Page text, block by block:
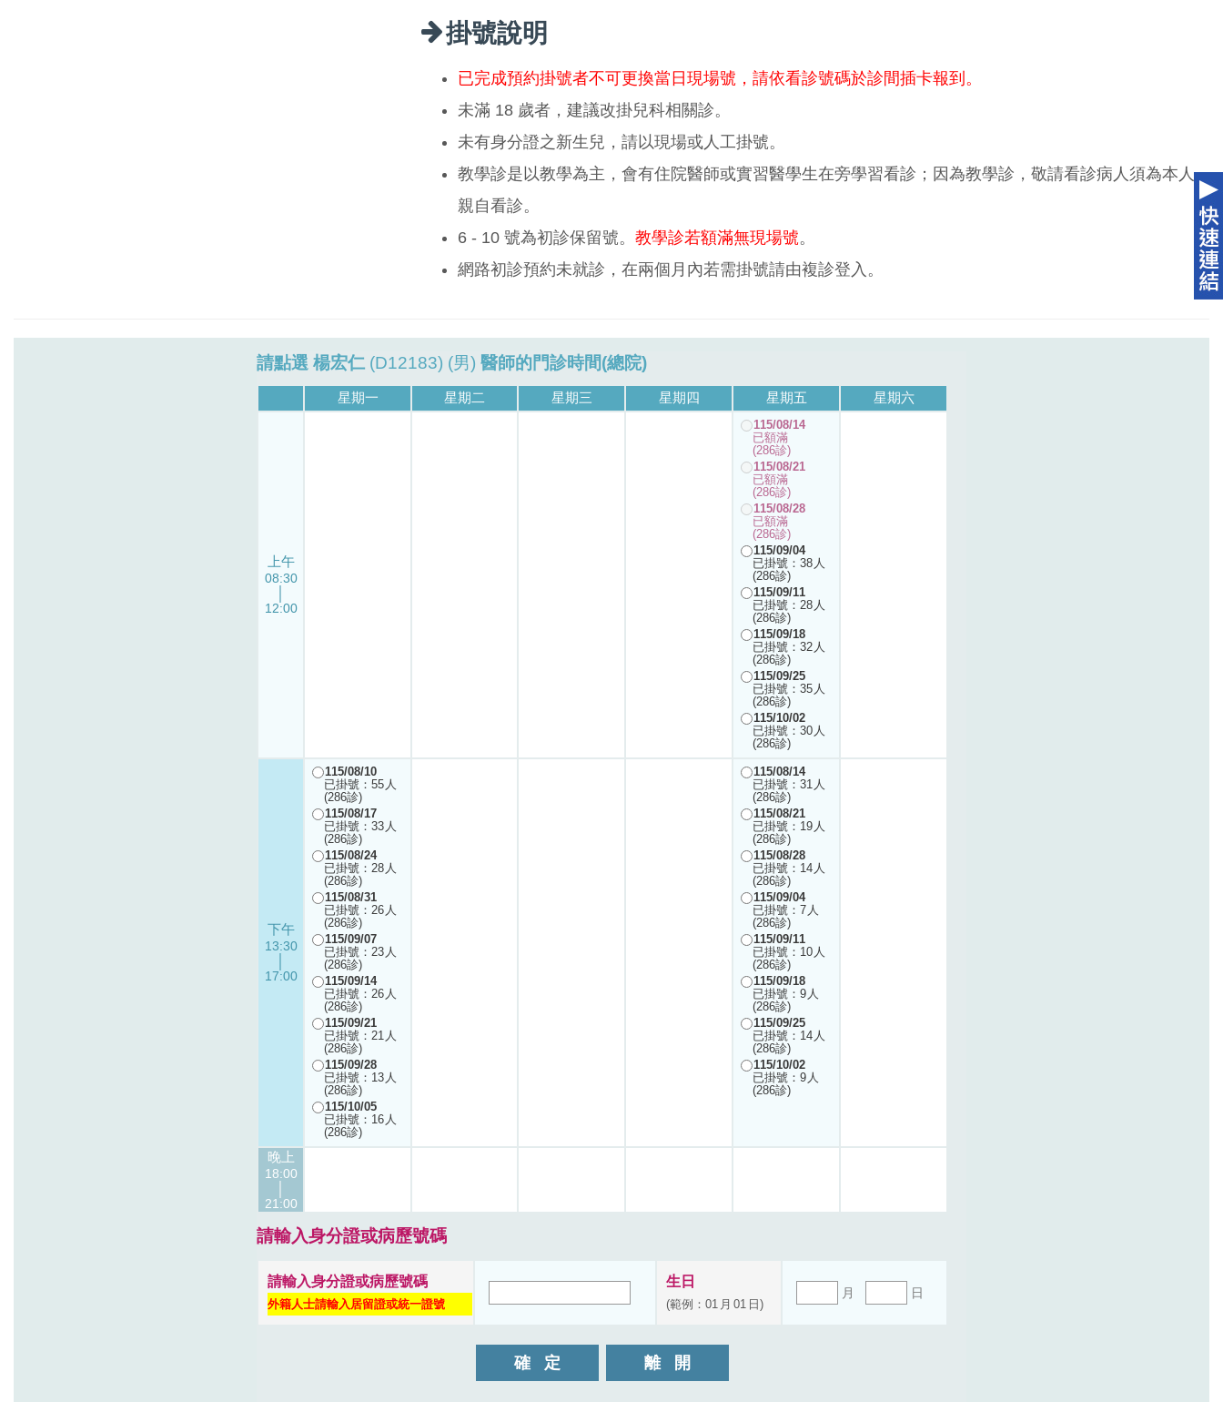
掛號說明
已完成預約掛號者不可更換當日現場號，請依看診號碼於診間插卡報到。
未滿 18 歲者，建議改掛兒科相關診。
未有身分證之新生兒，請以現場或人工掛號。
教學診是以教學為主，會有住院醫師或實習醫學生在旁學習看診；因為教學診，敬請看診病人須為本人
親自看診。
6 - 10 號為初診保留號。 教學診若額滿無現場號。
網路初診預約未就診，在兩個月內若需掛號請由複診登入。